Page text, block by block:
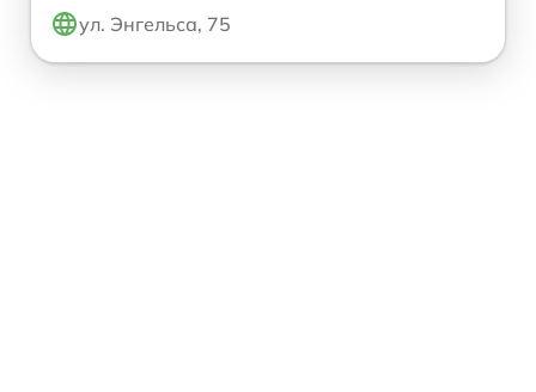
ул. Энгельса, 75